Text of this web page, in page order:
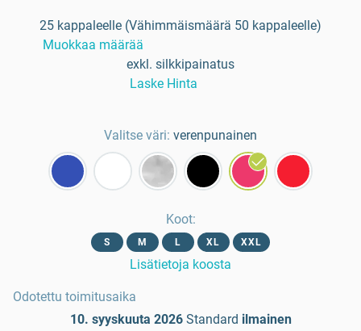
25 kappaleelle (Vähimmäismäärä 50 kappaleelle)
Muokkaa määrää
exkl. silkkipainatus
Laske Hinta
Valitse väri: verenpunainen
Koot:
S M L XL XXL
Lisätietoja koosta
Odotettu toimitusaika
10. syyskuuta 2026 Standard ilmainen